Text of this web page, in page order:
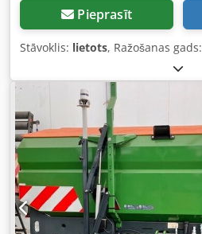
Pieprasīt
Stāvoklis: lietots, Ražošanas gads: